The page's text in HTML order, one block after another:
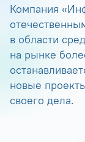
Компания
в области
на рынке
новые
своего дела.